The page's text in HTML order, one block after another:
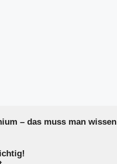
– das muss man wissen